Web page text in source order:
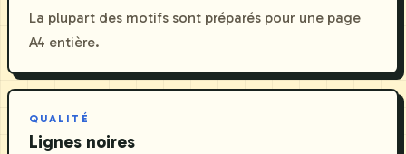
La plupart des motifs sont préparés pour une page
A4 entière.
QUALITÉ
Lignes noires